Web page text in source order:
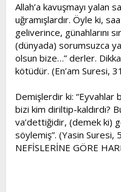
Allah’a kavuşmayı yalan
uğramışlardır. Öyle ki,
geliverince, günahlarını
(dünyada) sorumsuzca
olsun bize…” derler.
kötüdür. (En’am Suresi,
Demişlerdir ki: “Eyvahlar
bizi kim diriltip-kaldırdı?
va’dettiğidir, (demek ki)
söylemiş”. (Yasin Suresi,
NEFİSLERİNE GÖRE